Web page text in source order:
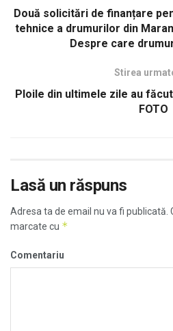
Două solicitări de finanțare
tehnice a drumurilor din
Despre care
Stirea
Ploile din ultimele zile au
FOTO
Lasă un răspuns
Adresa ta de email nu va fi publicată.
marcate cu *
Comentariu